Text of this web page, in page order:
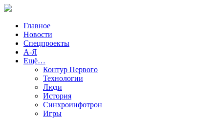
Главное
Новости
Спецпроекты
А-Я
Ещё…
Контур Первого
Технологии
Люди
История
Синхроинфотрон
Игры